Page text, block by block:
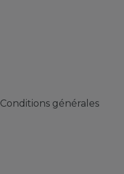
Conditions générales